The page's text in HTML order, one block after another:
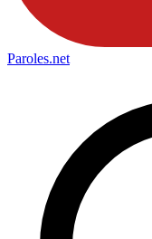
Paroles.net